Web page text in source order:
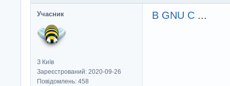
Учасник
З Київ
Зареєстрований: 2020-09-26
Повідомлень: 458
В GNU C ...